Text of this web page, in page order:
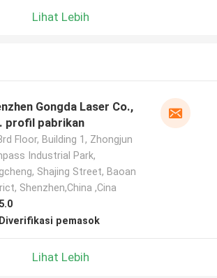
Lihat Lebih
Gongda Laser Co.,
profil pabrikan
Floor, Building 1, Zhongjun
Industrial Park,
Shajing Street, Baoan
Shenzhen,China ,Cina
5.0
Diverifikasi pemasok
Lihat Lebih